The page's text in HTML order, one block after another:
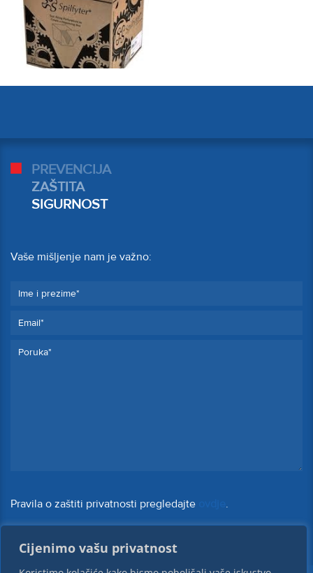
Cijenimo vašu privatnost
PREVENCIJA
ZAŠTITA
SIGURNOST
Vaše mišljenje nam je važno:
Pravila o zaštiti privatnosti pregledajte .